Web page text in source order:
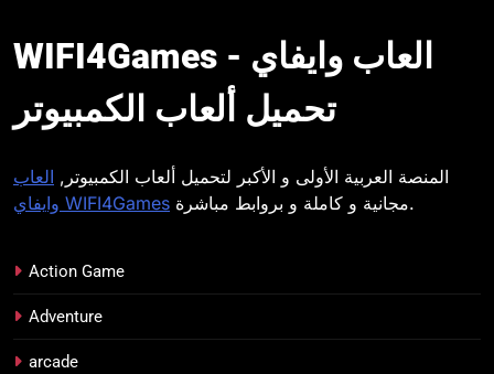
WIFI4Games العاب
وايفايWIFI4Games العاب وايفاي -
تحميل ألعاب الكمبيوتر
المنصة العربية الأولى و الأكبر لتحميل ألعاب الكمبيوتر, العاب
وايفاي WIFI4Games
مجانية و كاملة و بروابط مباشرة.
Action Game
Adventure
arcade